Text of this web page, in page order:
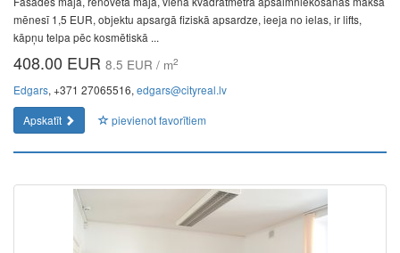
mēnesī 1,5 EUR, objektu apsargā fiziskā apsardze, ieeja no ielas, ir lifts,
kāpņu telpa pēc kosmētiskā ...
408.00 EUR 8.5 EUR / m2
Edgars, +371 27065516, edgars@cityreal.lv
Apskatīt
pievienot favorītiem